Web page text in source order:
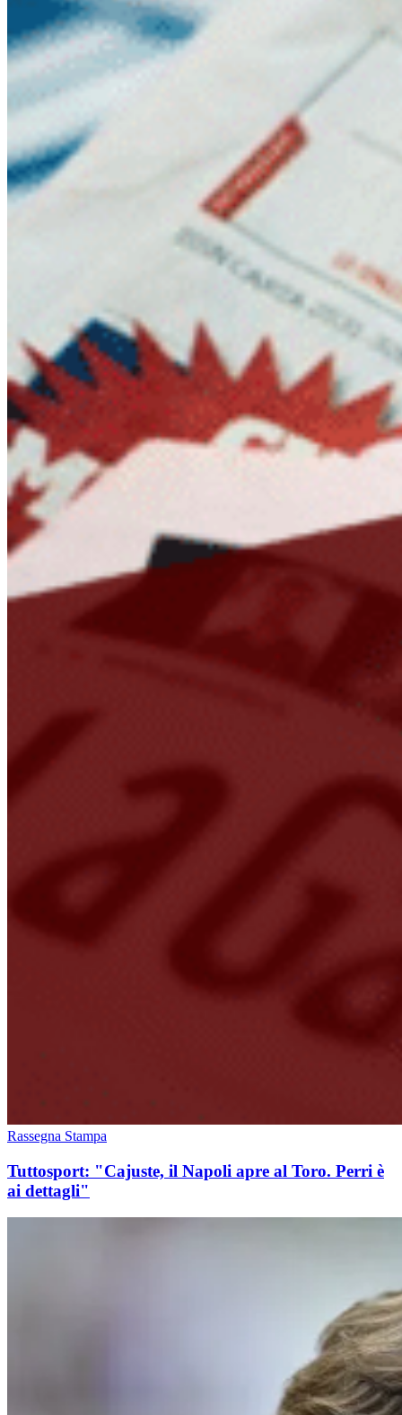
Rassegna Stampa
Tuttosport: "Cajuste, il Napoli apre al Toro. Perri è
ai dettagli"